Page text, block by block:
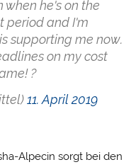
he's on the
period and I'm
supporting me now.
on my cost
?
11. April 2019
Alpecin sorgt bei den